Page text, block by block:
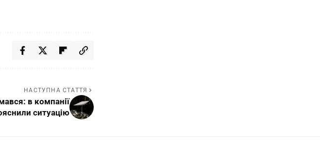
НАСТУПНА СТАТТЯ
в компанії
ситуацію